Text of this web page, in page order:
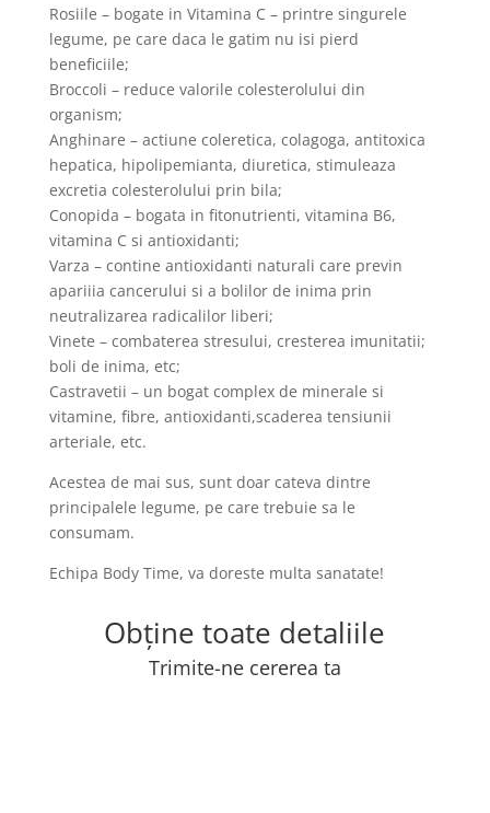
Rosiile – bogate in Vitamina C – printre singurele
legume, pe care daca le gatim nu isi pierd
beneficiile;
Broccoli – reduce valorile colesterolului din
organism;
Anghinare – actiune coleretica, colagoga, antitoxica
hepatica, hipolipemianta, diuretica, stimuleaza
excretia colesterolului prin bila;
Conopida – bogata in fitonutrienti, vitamina B6,
vitamina C si antioxidanti;
Varza – contine antioxidanti naturali care previn
apariiia cancerului si a bolilor de inima prin
neutralizarea radicalilor liberi;
Vinete – combaterea stresului, cresterea imunitatii;
boli de inima, etc;
Castravetii – un bogat complex de minerale si
vitamine, fibre, antioxidanti,scaderea tensiunii
arteriale, etc.
Acestea de mai sus, sunt doar cateva dintre
principalele legume, pe care trebuie sa le
consumam.
Echipa Body Time, va doreste multa sanatate!
Obține toate detaliile
Trimite-ne cererea ta